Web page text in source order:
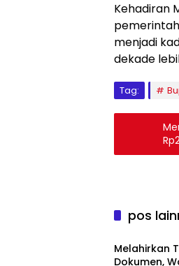
Kehadiran
menjadi
dekade
Tag:
pos
Daerah
Melahirkan
Dokumen,